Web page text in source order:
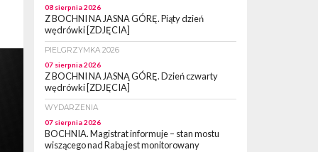
08 sierpnia 2026
Z BOCHNI NA JASNA GÓRĘ. Piąty dzień
wędrówki [ZDJĘCIA]
PIELGRZYMKA 2026
07 sierpnia 2026
Z BOCHNI NA JASNĄ GÓRĘ. Dzień czwarty
wędrówki [ZDJĘCIA]
WYDARZENIA
07 sierpnia 2026
BOCHNIA. Magistrat informuje – stan mostu
wiszącego nad Rabą jest monitorowany